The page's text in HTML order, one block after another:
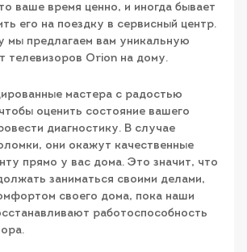
ваше время ценно, и иногда бывает
его на поездку в сервисный центр.
мы предлагаем вам уникальную
телевизоров Orion на дому.
мастера с радостью
оценить состояние вашего
диагностику. В случае
они окажут качественные
прямо у вас дома. Это значит, что
заниматься своими делами,
своего дома, пока наши
работоспособность